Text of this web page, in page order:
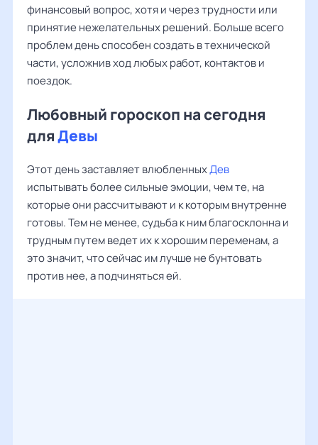
финансовый вопрос, хотя и через трудности или
принятие нежелательных решений. Больше всего
проблем день способен создать в технической
части, усложнив ход любых работ, контактов и
поездок.
Любовный гороскоп на сегодня
дляДевы
Этот день заставляет влюбленныхДев
испытывать более сильные эмоции, чем те, на
которые они рассчитывают и к которым внутренне
готовы. Тем не менее, судьба к ним благосклонна и
трудным путем ведет их к хорошим переменам, а
это значит, что сейчас им лучше не бунтовать
против нее, а подчиняться ей.